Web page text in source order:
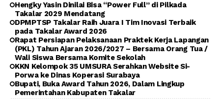
Hengky Yasin Dinilai Bisa “Power Full” di Pilkada
Takalar 2029 Mendatang
DPMPTSP Takalar Raih Juara I Tim Inovasi Terbaik
pada Takalar Award 2026
Rapat Persiapan Pelaksanaan Praktek Kerja Lapangan
(PKL) Tahun Ajaran 2026/2027 – Bersama Orang Tua /
Wali Siswa Bersama Komite Sekolah
KKN Kelompok 35 UMSURA Serahkan Website Si-
Porwa ke Dinas Koperasi Surabaya
Bupati, Buka Award Tahun 2026, Dalam Lingkup
Pemerintahan Kabupaten Takalar